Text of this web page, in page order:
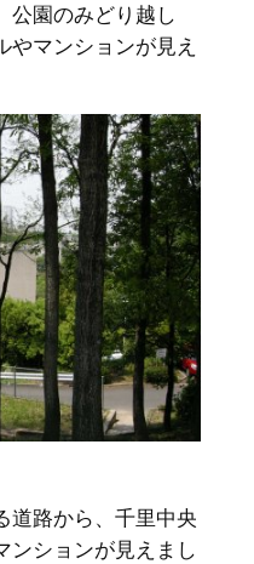
公園のみどり越し
やマンションが見え
道路から、千里中央
ンションが見えまし